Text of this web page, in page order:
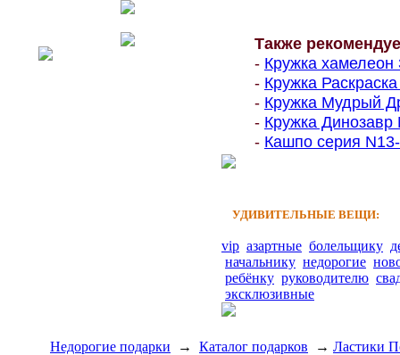
Также
- Кружка хамелеон
- Кружка
- Кружка Мудрый
- Кружка Динозавр
- Кашпо серия
УДИВИТЕЛЬНЫЕ ВЕЩИ:
vip азартные болельщику
начальнику недорогие
ребёнку руководителю
эксклюзивные
Недорогие подарки → Каталог подарков → Ластики